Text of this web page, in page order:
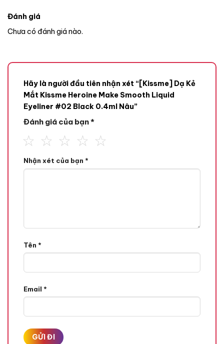
Đánh giá
Chưa có đánh giá nào.
Hãy là người đầu tiên nhận xét “[Kissme] Dạ Kẻ
Mắt Kissme Heroine Make Smooth Liquid
Eyeliner #02 Black 0.4ml Nâu”
Đánh giá của bạn*
Nhận xét của bạn *
Tên *
Email *